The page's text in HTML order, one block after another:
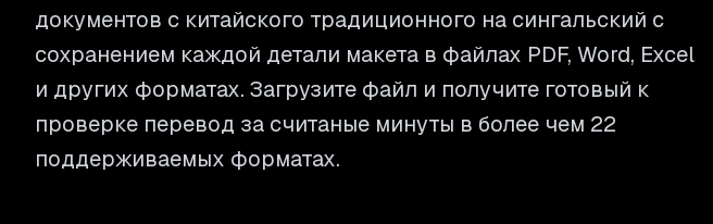
документов с китайского традиционного на сингальский с
сохранением каждой детали макета в файлах PDF, Word, Excel
и других форматах. Загрузите файл и получите готовый к
проверке перевод за считаные минуты в более чем 22
поддерживаемых форматах.